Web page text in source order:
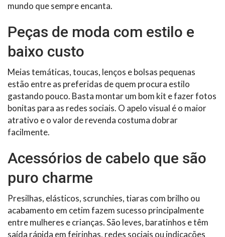
mundo que sempre encanta.
Peças de moda com estilo e
baixo custo
Meias temáticas, toucas, lenços e bolsas pequenas
estão entre as preferidas de quem procura estilo
gastando pouco. Basta montar um bom kit e fazer fotos
bonitas para as redes sociais. O apelo visual é o maior
atrativo e o valor de revenda costuma dobrar
facilmente.
Acessórios de cabelo que são
puro charme
Presilhas, elásticos, scrunchies, tiaras com brilho ou
acabamento em cetim fazem sucesso principalmente
entre mulheres e crianças. São leves, baratinhos e têm
saída rápida em feirinhas, redes sociais ou indicações